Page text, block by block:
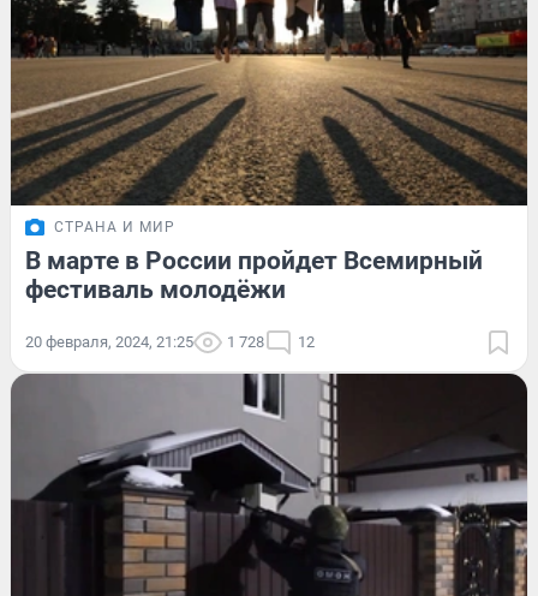
СТРАНА И МИР
В марте в России пройдет Всемирный
фестиваль молодёжи
20 февраля, 2024, 21:25 1 728 12